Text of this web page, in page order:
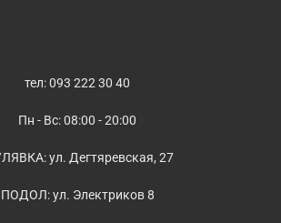
тел: 093 222 30 40
Пн - Вс: 08:00 - 20:00
ул. Дегтяревская, 27
ПОДОЛ: ул. Электриков 8